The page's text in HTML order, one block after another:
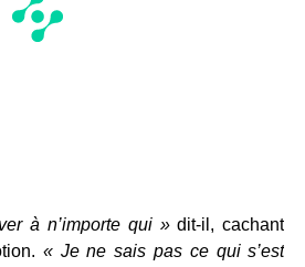
à n’importe qui »dit-il, cachant
« Je ne sais pas ce qui s’est